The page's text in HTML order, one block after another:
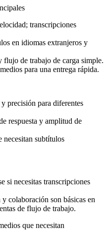
transcripciones
en idiomas extranjeros y
de trabajo de carga simple.
para una entrega rápida.
precisión para diferentes
respuesta y amplitud de
necesitan subtítulos
si necesitas transcripciones
colaboración son básicas en
de flujo de trabajo.
que necesitan